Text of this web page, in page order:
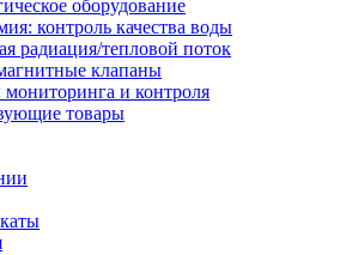
оборудование
контроль качества воды
радиация/тепловой поток
клапаны
и контроля
товары